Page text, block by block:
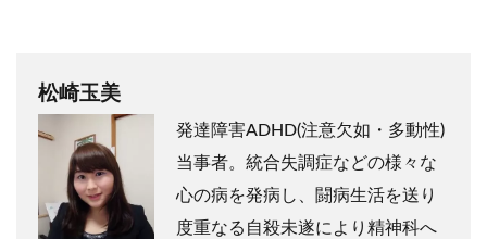
松崎玉美
発達障害ADHD(注意欠如・多動性)
当事者。統合失調症などの様々な
心の病を発病し、闘病生活を送り
度重なる自殺未遂により精神科へ